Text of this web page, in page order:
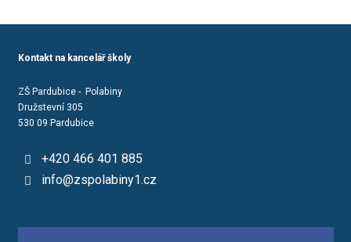
Kontakt na kancelář školy
ZŠ Pardubice - Polabiny
Družstevní 305
530 09 Pardubice
+420 466 401 885
info@zspolabiny1.cz